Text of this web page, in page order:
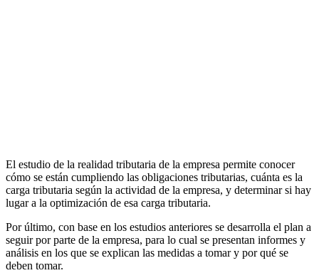
El estudio de la realidad tributaria de la empresa permite conocer
cómo se están cumpliendo las obligaciones tributarias, cuánta es la
carga tributaria según la actividad de la empresa, y determinar si hay
lugar a la optimización de esa carga tributaria.
Por último, con base en los estudios anteriores se desarrolla el plan a
seguir por parte de la empresa, para lo cual se presentan informes y
análisis en los que se explican las medidas a tomar y por qué se
deben tomar.